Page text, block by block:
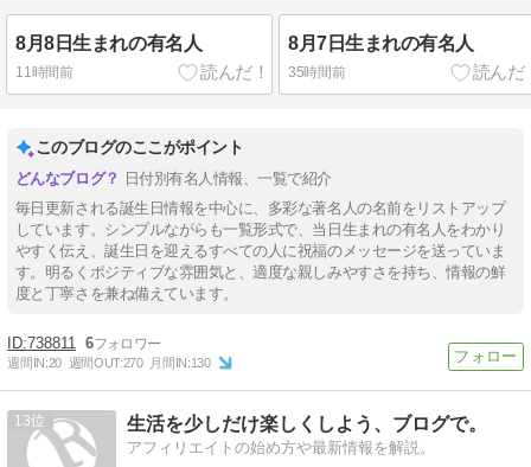
8月8日生まれの有名人
11時間前
8月7日生まれの有名人
35時間前
このブログのここがポイント
日付別有名人情報、一覧で紹介
毎日更新される誕生日情報を中心に、多彩な著名人の名前をリストアップ
しています。シンプルながらも一覧形式で、当日生まれの有名人をわかり
やすく伝え、誕生日を迎えるすべての人に祝福のメッセージを送っていま
す。明るくポジティブな雰囲気と、適度な親しみやすさを持ち、情報の鮮
度と丁寧さを兼ね備えています。
738811 6
週間IN:20 週間OUT:270 月間IN:130
13 生活を少しだけ楽しくしよう、ブログで。
アフィリエイトの始め方や最新情報を解説。